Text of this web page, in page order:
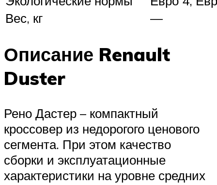
Вес, кг
—
Описание Renault
Duster
Рено Дастер – компактный
кроссовер из недорогого ценового
сегмента. При этом качество
сборки и эксплуатационные
характеристики на уровне средних